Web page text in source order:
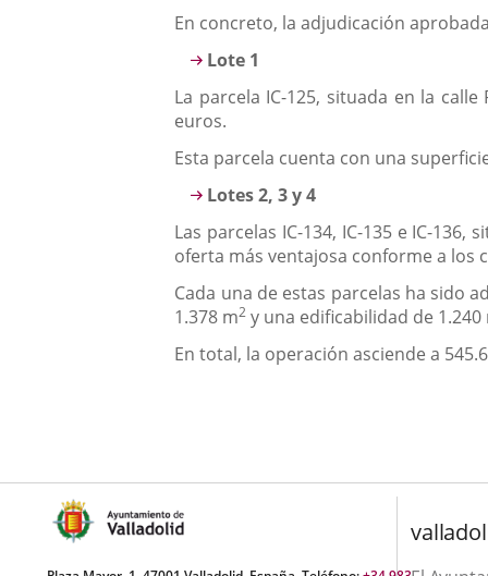
En concreto, la adjudicación
Lote 1
La parcela IC-125, situada en la
euros.
Esta parcela cuenta con una
Lotes 2, 3 y 4
Las parcelas IC-134, IC-135 e IC-
oferta más ventajosa conforme a los
Cada una de estas parcelas ha sido
1.378 m2 y una edificabilidad de 1.240
En total, la operación asciende a